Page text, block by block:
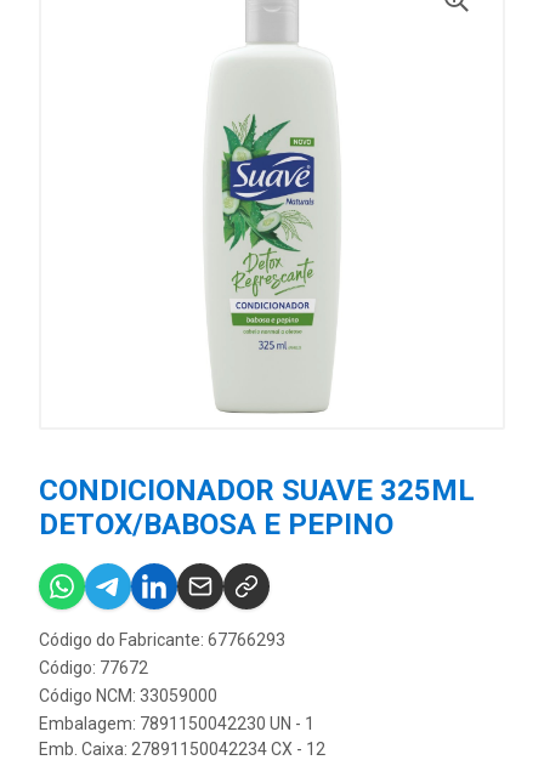
CONDICIONADOR SUAVE 325ML
DETOX/BABOSA E PEPINO
Código do Fabricante: 67766293
Código: 77672
Código NCM: 33059000
Embalagem: 7891150042230 UN - 1
Emb. Caixa: 27891150042234 CX - 12